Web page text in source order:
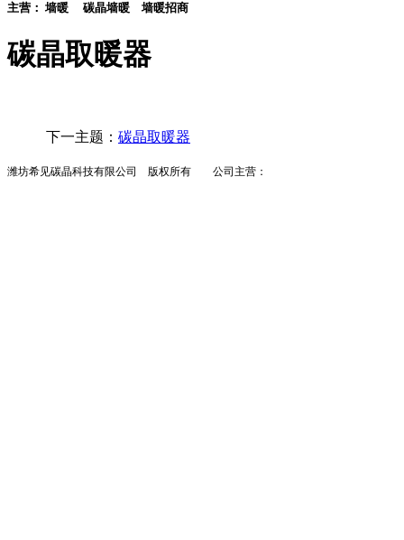
主营： 墙暖 碳晶墙暖 墙暖招商
碳晶取暖器
下一主题： 碳晶取暖器
潍坊希见碳晶科技有限公司 版权所有 公司主营：